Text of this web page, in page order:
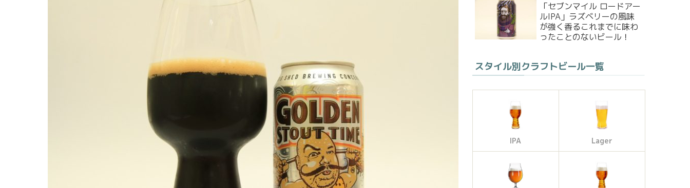
「セブンマイル ロードアー
ルIPA」ラズベリーの風味
が強く香るこれまでに味わ
ったことのないビール！
スタイル別クラフトビール一覧
IPA Lager